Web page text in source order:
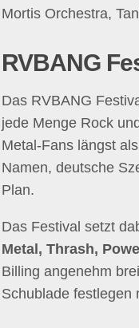
Mortis Orchestra,
RVBANG
Das RVBANG
jede Menge Rock
Metal-Fans längst als
Namen, deutsche
Plan.
Das Festival setzt
Metal, Thrash,
Billing angenehm
Schublade festlegen